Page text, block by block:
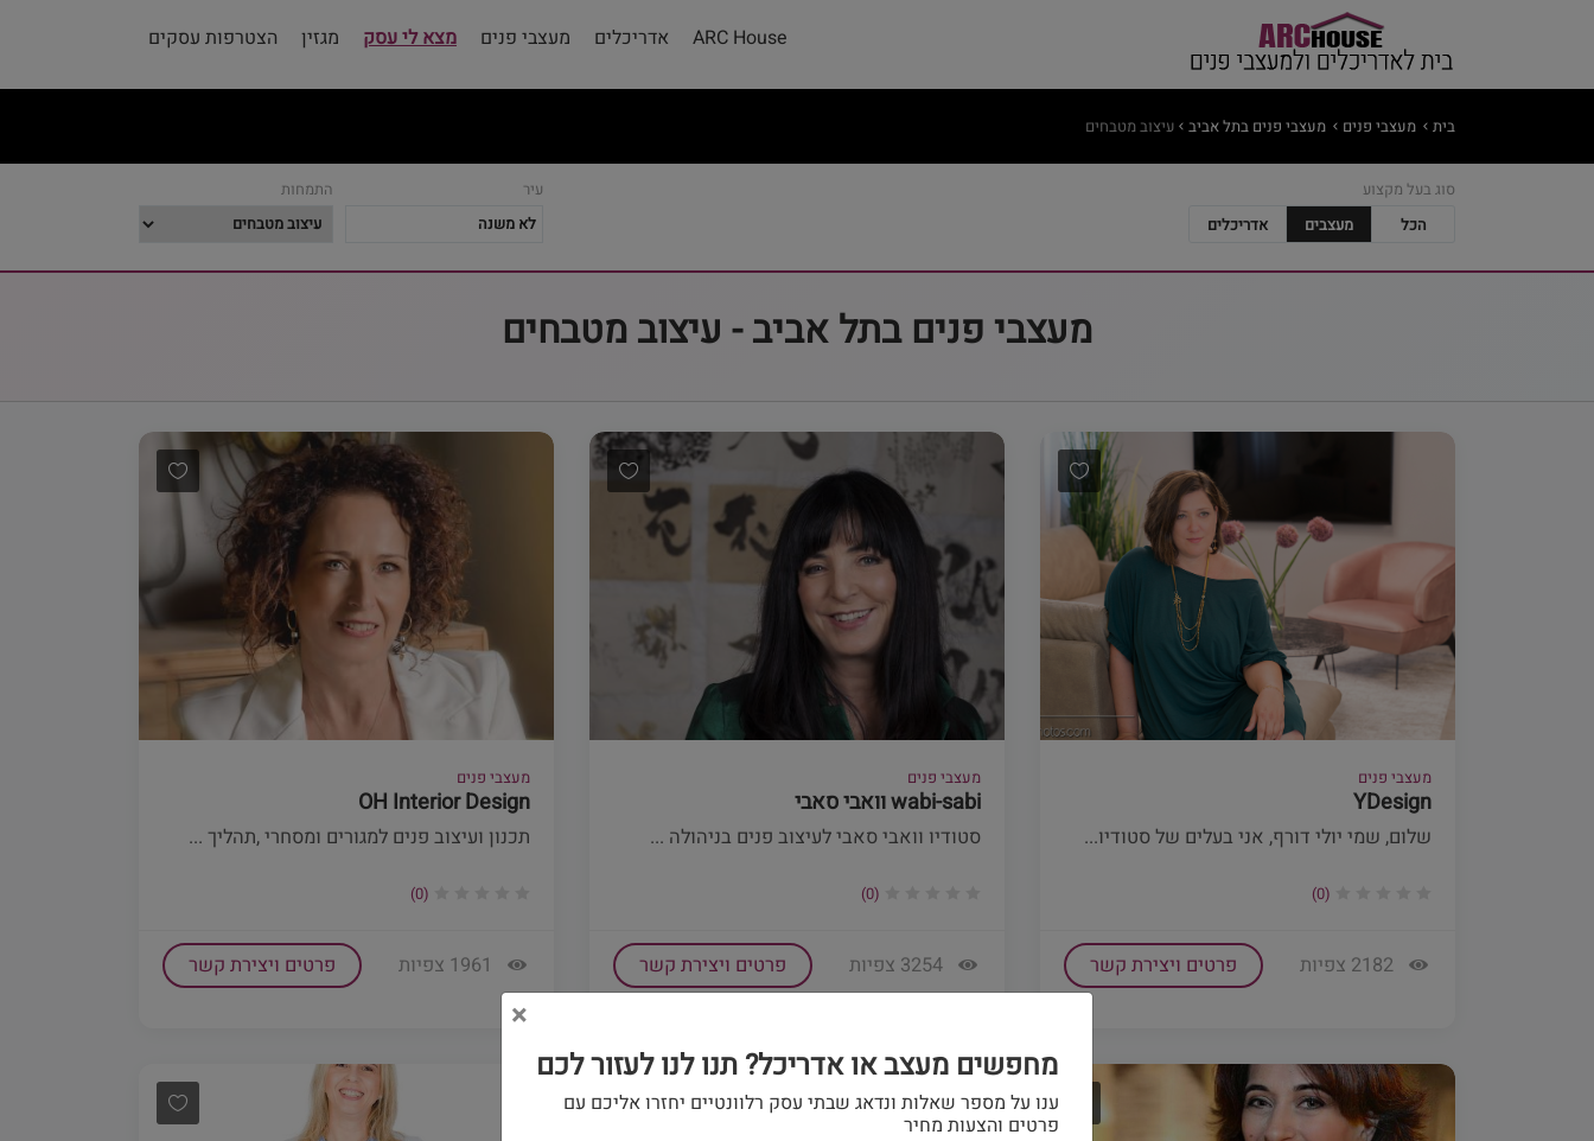
ARC House אדריכלים מעצבי פנים מצא לי עסק מגזין הצטרפות עסקים
בית מעצבי פנים מעצבי פנים בתל אביב עיצוב מטבחים
סוג בעל מקצוע
הכל
מעצבים אדריכלים
התמחות עיר
מעצבי פנים בתל אביב - עיצוב מטבחים
מעצבי פנים
YDesign
שלום, שמי יולי דורף, אני בעלים של סטודיו...
(0)
פרטים ויצירת קשר
מעצבי פנים
wabi-sabi וואבי סאבי
סטודיו וואבי סאבי לעיצוב פנים בניהולה ...
(0)
פרטים ויצירת קשר
מעצבי פנים
OH Interior Design
תכנון ועיצוב פנים למגורים ומסחרי ,תהליך ...
(0)
פרטים ויצירת קשר
×
מחפשים מעצב או אדריכל? תנו לנו לעזור לכם
ענו על מספר שאלות ונדאג שבתי עסק רלוונטיים יחזרו אליכם עם
פרטים והצעות מחיר